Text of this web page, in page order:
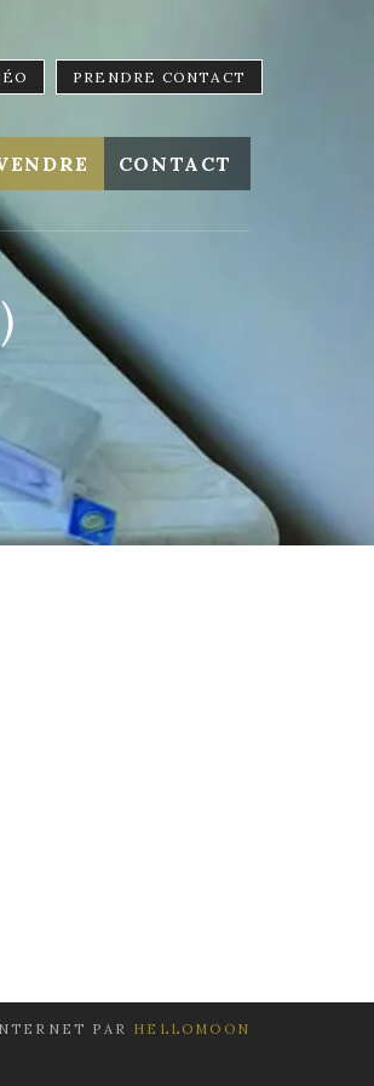
PRENDRE CONTACT
CONTACT
PAR HELLOMOON